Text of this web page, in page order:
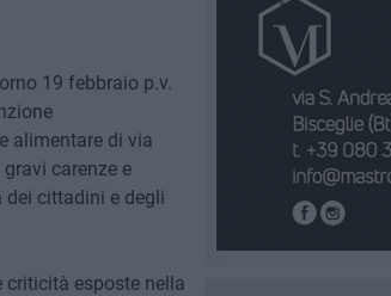
19 febbraio p.v.
alimentare di via
carenze e
cittadini e degli
esposte nella